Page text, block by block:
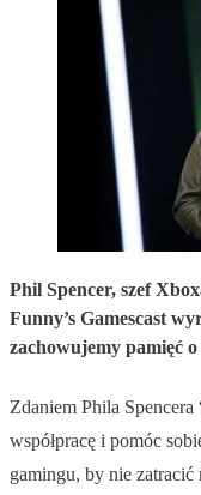
Phil Spencer, szef
Funny’s Gamescast
zachowujemy pamięć
Zdaniem Phila
współpracę i pomóc
gamingu, by nie